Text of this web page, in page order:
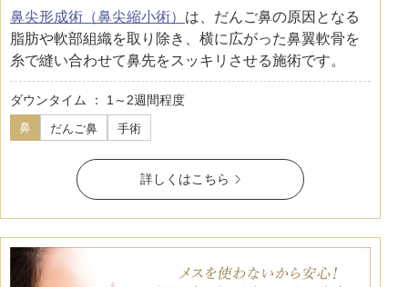
鼻尖形成術（鼻尖縮小術） は、だんご鼻の原因となる
脂肪や軟部組織を取り除き、横に広がった鼻翼軟骨を
糸で縫い合わせて鼻先をスッキリさせる施術です。
ダウンタイム ： 1～2週間程度
鼻 だんご鼻 手術
詳しくはこちら